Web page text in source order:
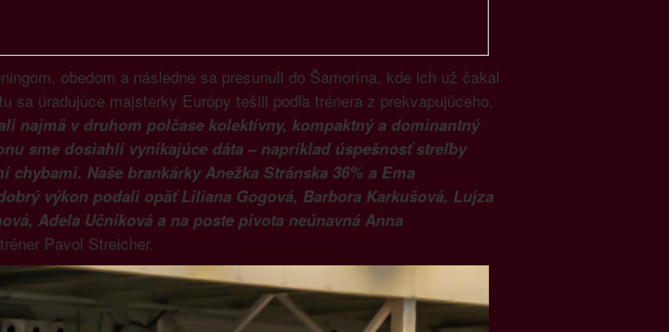
obedom a následne sa presunuli do Šamorína, kde ich už čakal
sa úradujúce majsterky Európy tešili podľa trénera z prekvapujúceho,
najmä v druhom polčase kolektívny, kompaktný a dominantný
sme dosiahli vynikajúce dáta – napríklad úspešnosť streľby
Naše brankárky Anežka Stránska 36% a Ema
výkon podali opäť Liliana Gogová, Barbora Karkušová, Lujza
Adela Učníková a na poste pivota neúnavná Anna
Pavol Streicher.